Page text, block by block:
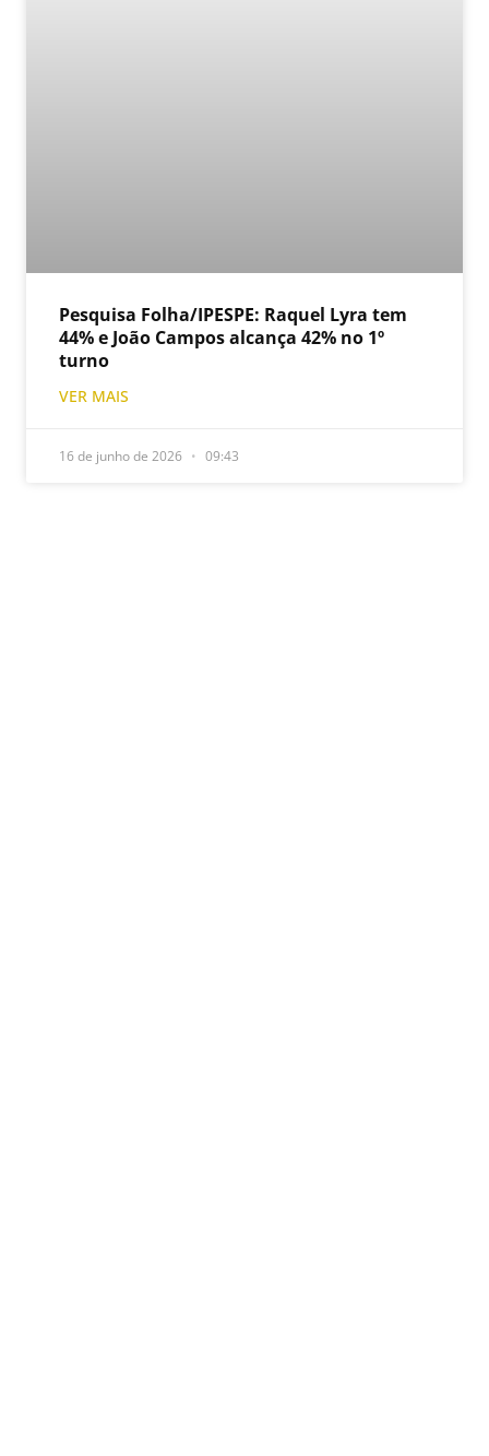
Pesquisa Folha/IPESPE: Raquel Lyra tem
44% e João Campos alcança 42% no 1º
turno
VER MAIS
16 de junho de 2026 09:43